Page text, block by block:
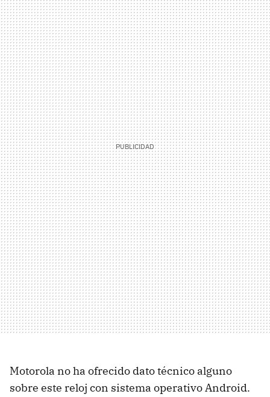
Motorola no ha ofrecido dato técnico alguno
sobre este reloj con sistema operativo Android.